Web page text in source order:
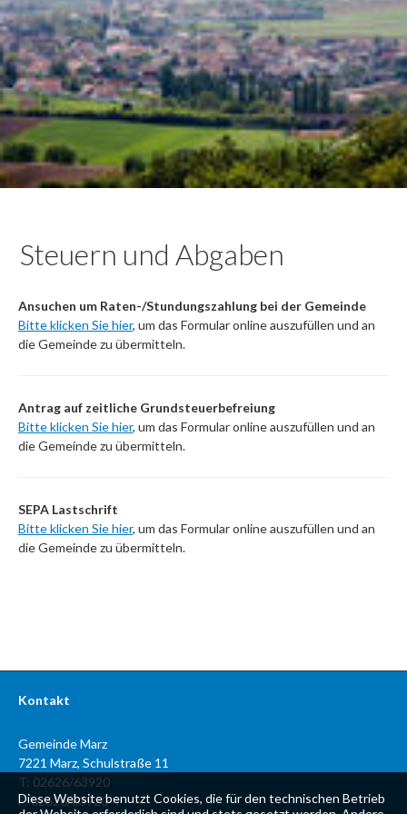
Diese Website benutzt Cookies, die für den technischen Betrieb
Steuern und Abgaben
Ansuchen um Raten-/Stundungszahlung bei der Gemeinde
Bitte klicken Sie hier, um das Formular online auszufüllen und an
die Gemeinde zu übermitteln.
Antrag auf zeitliche Grundsteuerbefreiung
Bitte klicken Sie hier, um das Formular online auszufüllen und an
die Gemeinde zu übermitteln.
SEPA Lastschrift
Bitte klicken Sie hier, um das Formular online auszufüllen und an
die Gemeinde zu übermitteln.
Kontakt
Gemeinde Marz
7221 Marz, Schulstraße 11
T: 02626/63920
F: 02626/63920-4